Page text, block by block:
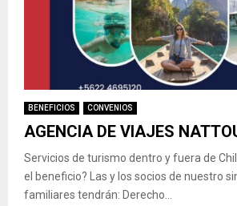
BENEFICIOS CONVENIOS
AGENCIA DE VIAJES
Servicios de turismo dentro y fuera de
el beneficio? Las y los socios de nuestro
familiares tendrán: Derecho...